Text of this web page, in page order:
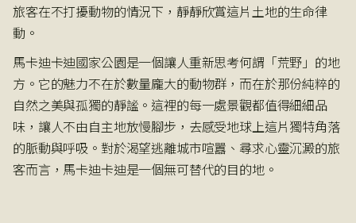
旅客在不打擾動物的情況下，靜靜欣賞這片土地的生命律
動。
馬卡迪卡迪國家公園是一個讓人重新思考何謂「荒野」的地
方。它的魅力不在於數量龐大的動物群，而在於那份純粹的
自然之美與孤獨的靜謐。這裡的每一處景觀都值得細細品
味，讓人不由自主地放慢腳步，去感受地球上這片獨特角落
的脈動與呼吸。對於渴望逃離城市喧囂、尋求心靈沉澱的旅
客而言，馬卡迪卡迪是一個無可替代的目的地。